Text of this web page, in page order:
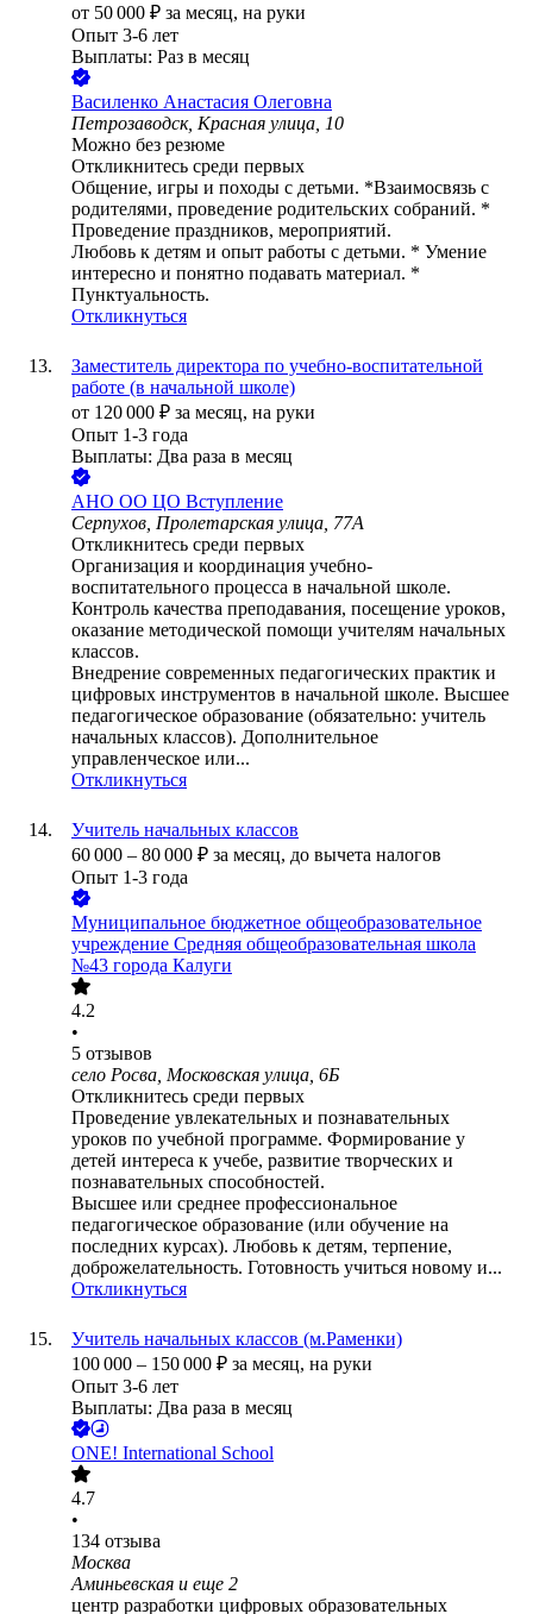
от 50 000 ₽ за месяц, на руки
Опыт 3-6 лет
Выплаты: Раз в месяц
Василенко Анастасия Олеговна
Петрозаводск, Красная улица, 10
Можно без резюме
Откликнитесь среди первых
Общение, игры и походы с детьми. *Взаимосвязь с
родителями, проведение родительских собраний. *
Проведение праздников, мероприятий.
Любовь к детям и опыт работы с детьми. * Умение
интересно и понятно подавать материал. *
Пунктуальность.
Откликнуться
Заместитель директора по учебно-воспитательной
работе (в начальной школе)
от 120 000 ₽ за месяц, на руки
Опыт 1-3 года
Выплаты: Два раза в месяц
АНО ОО ЦО Вступление
Серпухов, Пролетарская улица, 77А
Откликнитесь среди первых
Организация и координация учебно-
воспитательного процесса в начальной школе.
Контроль качества преподавания, посещение уроков,
оказание методической помощи учителям начальных
классов.
Внедрение современных педагогических практик и
цифровых инструментов в начальной школе. Высшее
педагогическое образование (обязательно: учитель
начальных классов). Дополнительное
управленческое или...
Откликнуться
Учитель начальных классов
60 000 – 80 000 ₽ за месяц, до вычета налогов
Опыт 1-3 года
Муниципальное бюджетное общеобразовательное
учреждение Средняя общеобразовательная школа
№43 города Калуги
4.2
•
5 отзывов
село Росва, Московская улица, 6Б
Откликнитесь среди первых
Проведение увлекательных и познавательных
уроков по учебной программе. Формирование у
детей интереса к учебе, развитие творческих и
познавательных способностей.
Высшее или среднее профессиональное
педагогическое образование (или обучение на
последних курсах). Любовь к детям, терпение,
доброжелательность. Готовность учиться новому и...
Откликнуться
Учитель начальных классов (м.Раменки)
100 000 – 150 000 ₽ за месяц, на руки
Опыт 3-6 лет
Выплаты: Два раза в месяц
ONE! International School
4.7
•
134 отзыва
Москва
Аминьевская и еще 2
центр разработки цифровых образовательных